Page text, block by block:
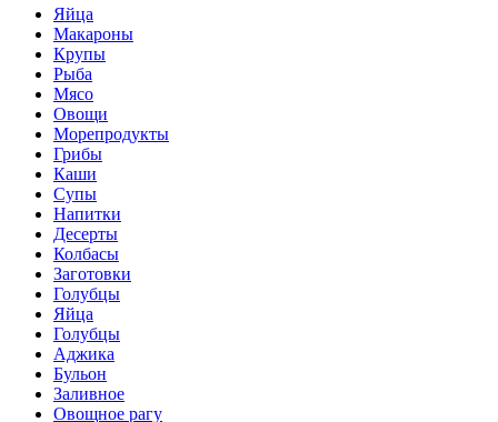
Яйца
Макароны
Крупы
Рыба
Мясо
Овощи
Морепродукты
Грибы
Каши
Супы
Напитки
Десерты
Колбасы
Заготовки
Голубцы
Яйца
Голубцы
Аджика
Бульон
Заливное
Овощное рагу